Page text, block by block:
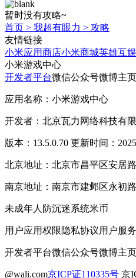
暂时没有攻略~
首页 > 我超有眼力 > 攻略
友情链接
小米应用商店小米商城英雄互娱
小米游戏中心
开发者平台微信公众号微博主页
应用名称：小米游戏中心
开发者：北京瓦力网络科技有
版本：13.5.0.70 更新时间：
北京地址：北京市昌平区安居
南京地址：南京市建邺区永初
未成年人防沉迷系统米币
用户应用权限隐私协议用户服
开发者平台微信公众号微博主页
@wali.com京ICP证110335号 京